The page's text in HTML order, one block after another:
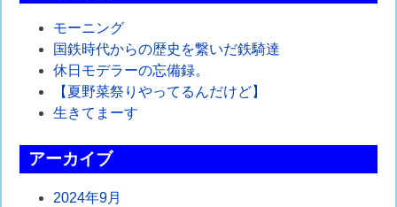
ゲ
ー
シ
ョ
モーニング
国鉄時代からの歴史を繋いだ鉄騎達
休日モデラーの忘備録。
【夏野菜祭りやってるんだけど】
生きてまーす
アーカイブ
2024年9月